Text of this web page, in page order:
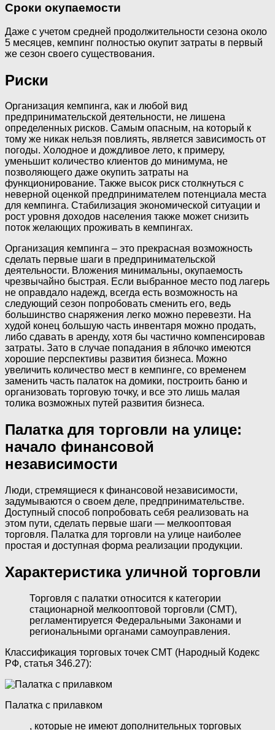
Сроки окупаемости
Даже с учетом средней продолжительности сезона около
5 месяцев, кемпинг полностью окупит затраты в первый
же сезон своего существования.
Риски
Организация кемпинга, как и любой вид
предпринимательской деятельности, не лишена
определенных рисков. Самым опасным, на который к
тому же никак нельзя повлиять, является зависимость от
погоды. Холодное и дождливое лето, к примеру,
уменьшит количество клиентов до минимума, не
позволяющего даже окупить затраты на
функционирование. Также высок риск столкнуться с
неверной оценкой предпринимателем потенциала места
для кемпинга. Стабилизация экономической ситуации и
рост уровня доходов населения также может снизить
поток желающих проживать в кемпингах.
Организация кемпинга – это прекрасная возможность
сделать первые шаги в предпринимательской
деятельности. Вложения минимальны, окупаемость
чрезвычайно быстрая. Если выбранное место под лагерь
не оправдало надежд, всегда есть возможность на
следующий сезон попробовать сменить его, ведь
большинство снаряжения легко можно перевезти. На
худой конец большую часть инвентаря можно продать,
либо сдавать в аренду, хотя бы частично компенсировав
затраты. Зато в случае попадания в яблочко имеются
хорошие перспективы развития бизнеса. Можно
увеличить количество мест в кемпинге, со временем
заменить часть палаток на домики, построить баню и
организовать торговую точку, и все это лишь малая
толика возможных путей развития бизнеса.
Палатка для торговли на улице:
начало финансовой
независимости
Люди, стремящиеся к финансовой независимости,
задумываются о своем деле, предпринимательстве.
Доступный способ попробовать себя реализовать на
этом пути, сделать первые шаги — мелкооптовая
торговля. Палатка для торговли на улице наиболее
простая и доступная форма реализации продукции.
Характеристика уличной торговли
Торговля с палатки относится к категории
стационарной мелкооптовой торговли (СМТ),
регламентируется Федеральными Законами и
региональными органами самоуправления.
Классификация торговых точек СМТ (Народный Кодекс
РФ, статья 346.27):
Палатка с прилавком
, которые не имеют дополнительных торговых